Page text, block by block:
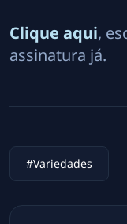
Clique aqui,
assinatura já.
#Variedades